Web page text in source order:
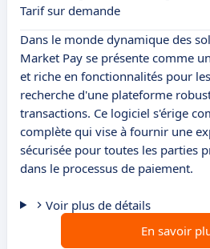
Tarif sur demande
Dans le monde dynamique des
Market Pay se présente comme
et riche en fonctionnalités pour
recherche d'une plateforme
transactions. Ce logiciel s'érige
complète qui vise à fournir une
sécurisée pour toutes les parties
dans le processus de paiement.
Voir plus de détails
En savoir